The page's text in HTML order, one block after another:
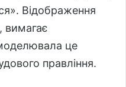
Відображення
вимагає
це
правління.